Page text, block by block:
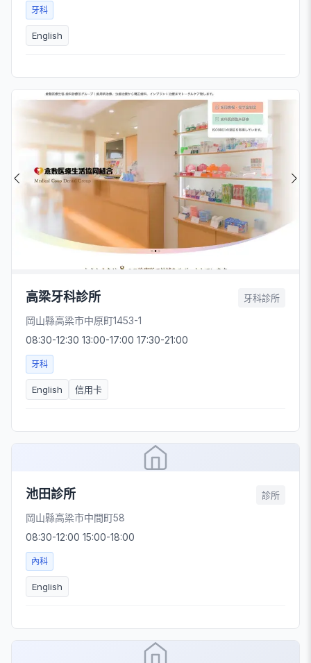
牙科
English
高梁牙科診所 牙科診所
岡山縣高梁市中原町1453-1
08:30-12:30 13:00-17:00 17:30-21:00
牙科
English 信用卡
池田診所 診所
岡山縣高梁市中間町58
08:30-12:00 15:00-18:00
內科
English